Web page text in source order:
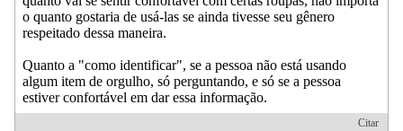
o quanto gostaria de usá-las se ainda tivesse seu gênero
respeitado dessa maneira.
Quanto a "como identificar", se a pessoa não está usando
algum item de orgulho, só perguntando, e só se a pessoa
estiver confortável em dar essa informação.
Citar